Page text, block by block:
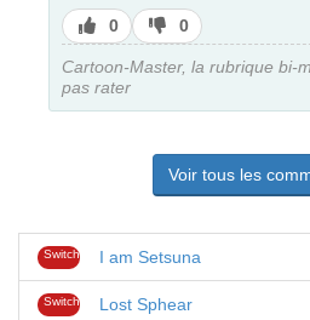
J’aime
0
J’aime
pas
0
Cartoon-Master, la rubrique bi-
pas rater
Voir tous les
Switch I am Setsuna
Switch Lost Sphear